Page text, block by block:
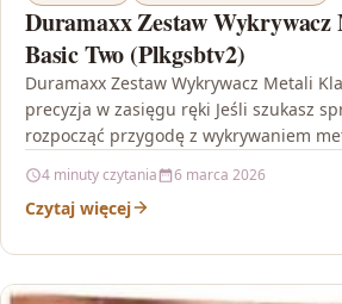
Duramaxx Zestaw
Basic Two (Plkgsbtv2)
Duramaxx Zestaw Wykrywacz Metali
precyzja w zasięgu ręki Jeśli szukasz
rozpocząć przygodę z wykrywaniem
4 minuty czytania 6 marca 2026
Czytaj więcej